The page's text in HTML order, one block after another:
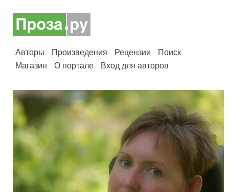
Авторы Произведения Рецензии
Поиск
Магазин
О портале Вход для авторов